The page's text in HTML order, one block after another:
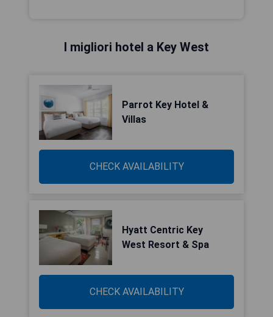
I migliori hotel a Key West
Parrot Key Hotel &
Villas
CHECK AVAILABILITY
Hyatt Centric Key
West Resort & Spa
CHECK AVAILABILITY